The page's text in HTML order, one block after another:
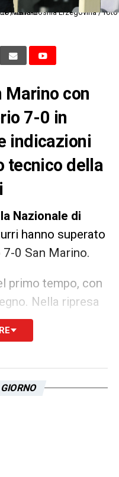
foto: Roberto Mancini
Marino con
7-0 in
indicazioni
tecnico della
la Nazionale di
hanno superato
0 San Marino.
primo tempo, con
Nella ripresa
rete in ben cinque
di una
rovescia per